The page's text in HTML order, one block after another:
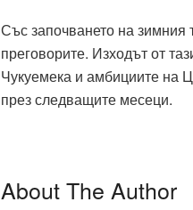
Със започването на зимния
преговорите. Изходът от
Чукуемека и амбициите на
през следващите месеци.
About The Author